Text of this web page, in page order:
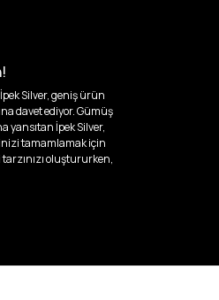
Silver, geniş ürün
davet ediyor. Gümüş
yansıtan İpek Silver,
tamamlamak için
oluştururken,
anlatıyor. İster
olun, ister